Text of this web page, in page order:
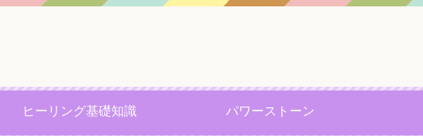
ヒーリング基礎知識 パワーストーン